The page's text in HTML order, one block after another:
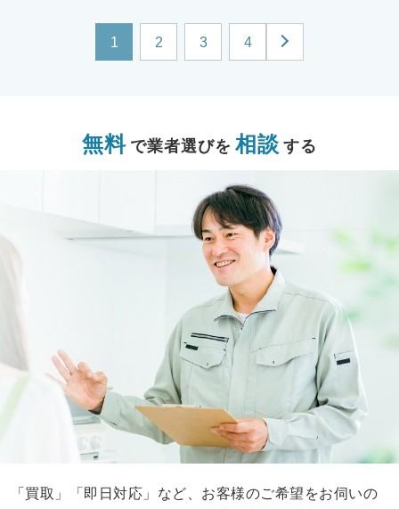
1 2 3 4
無料 で業者選びを 相談 する
「買取」「即日対応」など、お客様のご希望をお伺いの